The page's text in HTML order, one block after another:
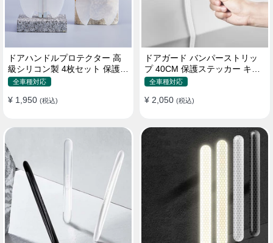
ドアハンドルプロテクター 高
級シリコン製 4枚セット 保護フ
ィルム キズ防止 全車種
全車種対応
¥ 1,950 (税込)
ドアガード バンパーストリッ
プ 40CM 保護ステッカー キズ
防止 プロテクターシール
全車種対応
¥ 2,050 (税込)